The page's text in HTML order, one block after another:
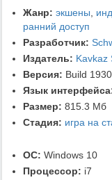
Жанр: экшены
ранний доступ
Разработчик:
Издатель: Kavkaz
Версия: Build
Язык
Размер: 815.3 Мб
Стадия: игра на
ОС: Windows 10
Процессор: i7